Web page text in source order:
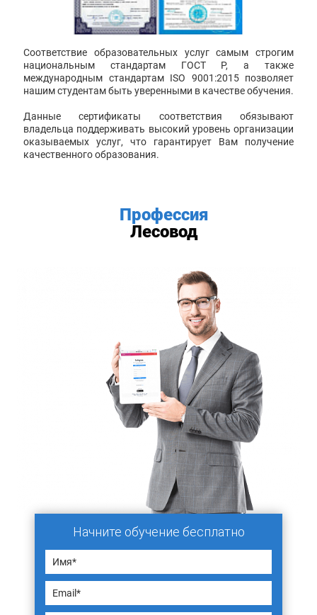
Соответствие образовательных услуг самым строгим
национальным стандартам ГОСТ Р, а также
международным стандартам ISO 9001:2015 позволяет
нашим студентам быть уверенными в качестве обучения.
Данные сертификаты соответствия обязывают
владельца поддерживать высокий уровень организации
оказываемых услуг, что гарантирует Вам получение
качественного образования.
Профессия
Лесовод
Начните обучение бесплатно